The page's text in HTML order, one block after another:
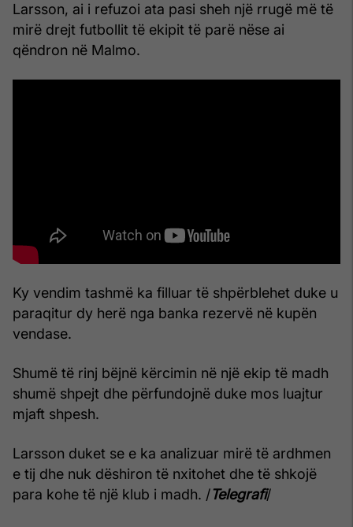
Larsson, ai i refuzoi ata pasi sheh një rrugë më të
mirë drejt futbollit të ekipit të parë nëse ai
qëndron në Malmo.
Ky vendim tashmë ka filluar të shpërblehet duke u
paraqitur dy herë nga banka rezervë në kupën
vendase.
Shumë të rinj bëjnë kërcimin në një ekip të madh
shumë shpejt dhe përfundojnë duke mos luajtur
mjaft shpesh.
Larsson duket se e ka analizuar mirë të ardhmen
e tij dhe nuk dëshiron të nxitohet dhe të shkojë
para kohe të një klub i madh. /Telegrafi/